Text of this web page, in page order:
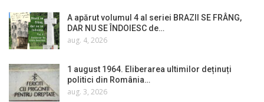
A apărut volumul 4 al seriei BRAZII SE FRÂNG,
DAR NU SE ÎNDOIESC de…
aug. 4, 2026
1 august 1964. Eliberarea ultimilor deținuți
politici din România…
aug. 3, 2026